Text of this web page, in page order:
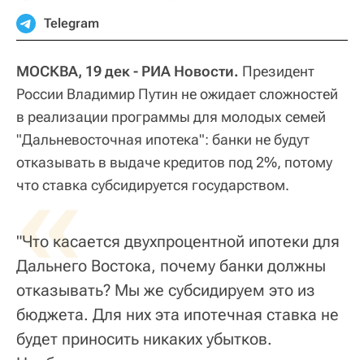
Telegram
МОСКВА, 19 дек - РИА Новости. Президент
России Владимир Путин не ожидает сложностей
в реализации программы для молодых семей
"Дальневосточная ипотека": банки не будут
отказывать в выдаче кредитов под 2%, потому
что ставка субсидируется государством.
«
"Что касается двухпроцентной ипотеки для
Дальнего Востока, почему банки должны
отказывать? Мы же субсидируем это из
бюджета. Для них эта ипотечная ставка не
будет приносить никаких убытков.